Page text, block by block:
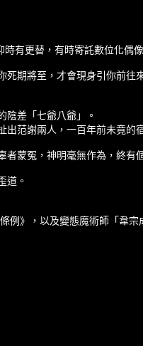
有更替，有時寄託數位化偶
期將至，才會現身引你前往
陰差「七爺八爺」。
范謝兩人，一百年前未竟的
者蒙冤，神明毫無作為，終
道。
例》，以及變態魔術師「韋